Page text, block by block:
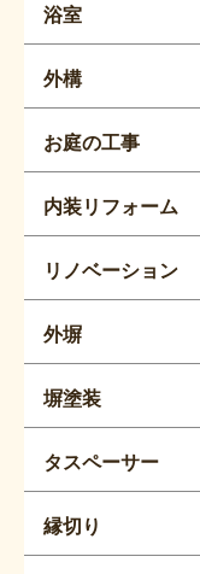
浴室
外構
お庭の工事
内装リフォーム
リノベーション
外塀
塀塗装
タスペーサー
縁切り